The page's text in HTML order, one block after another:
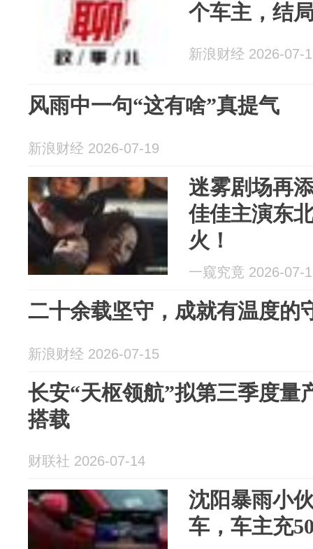
个车主，结
新浪财经 2026-07-
风雨中一句“这有啥”真提气
新浪财经 2026-07-19
迷雾剧场再
佳佳主演东
火！
一窥究竟 2026-07-
二十余载坚守，成就有温度的
新浪财经 2026-07-15
长安“天枢领航”拟第三季度量
搭载
财联社 2026-07-14
沈阳暴雨小
车，车主充